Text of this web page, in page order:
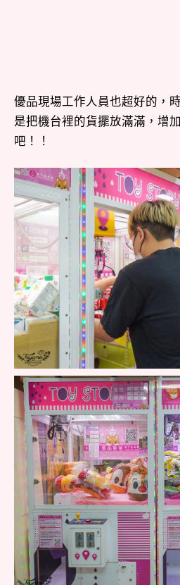
優品現場工作人員也超好的，
是把機台裡的貨擺放滿滿，增
吧！！